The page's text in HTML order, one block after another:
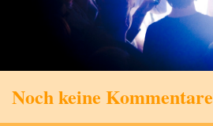
Noch keine Kommentare